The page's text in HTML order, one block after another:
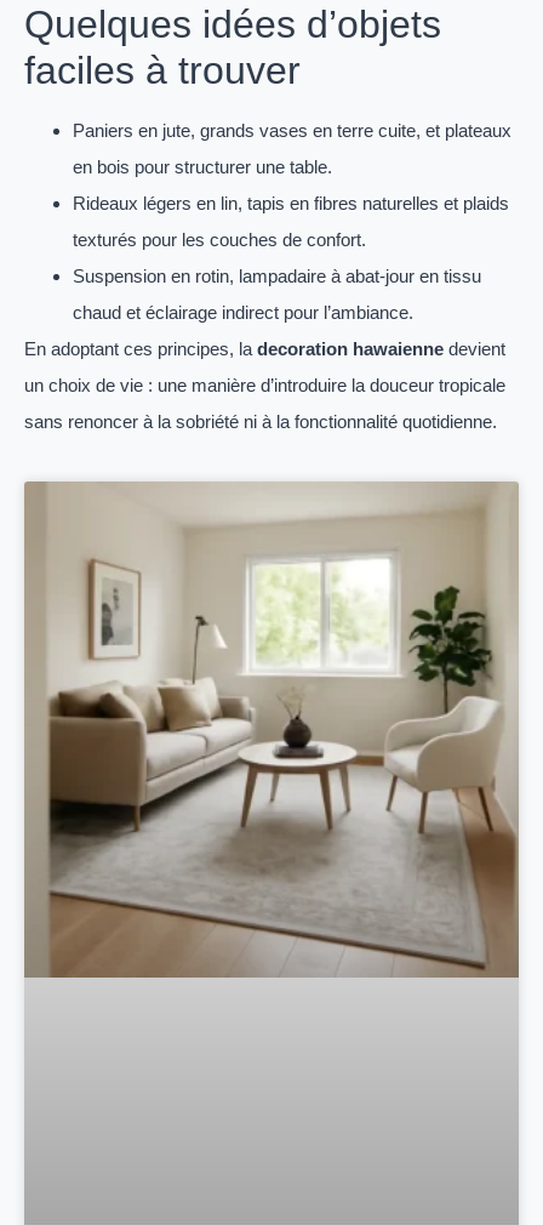
Quelques idées d’objets
faciles à trouver
Paniers en jute, grands vases en terre cuite, et plateaux
en bois pour structurer une table.
Rideaux légers en lin, tapis en fibres naturelles et plaids
texturés pour les couches de confort.
Suspension en rotin, lampadaire à abat-jour en tissu
chaud et éclairage indirect pour l’ambiance.
En adoptant ces principes, la decoration hawaienne devient
un choix de vie : une manière d’introduire la douceur tropicale
sans renoncer à la sobriété ni à la fonctionnalité quotidienne.